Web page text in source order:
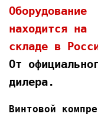
Оборудование
находится на
складе в
От
дилера.
Винтовой